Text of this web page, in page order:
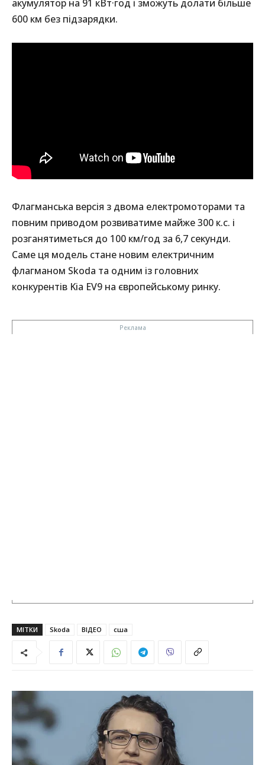
акумулятор на 91 кВт·год і зможуть долати більше
600 км без підзарядки.
Флагманська версія з двома електромоторами та
повним приводом розвиватиме майже 300 к.с. і
розганятиметься до 100 км/год за 6,7 секунди.
Саме ця модель стане новим електричним
флагманом Skoda та одним із головних
конкурентів Kia EV9 на європейському ринку.
МІТКИ Skoda ВІДЕО сша